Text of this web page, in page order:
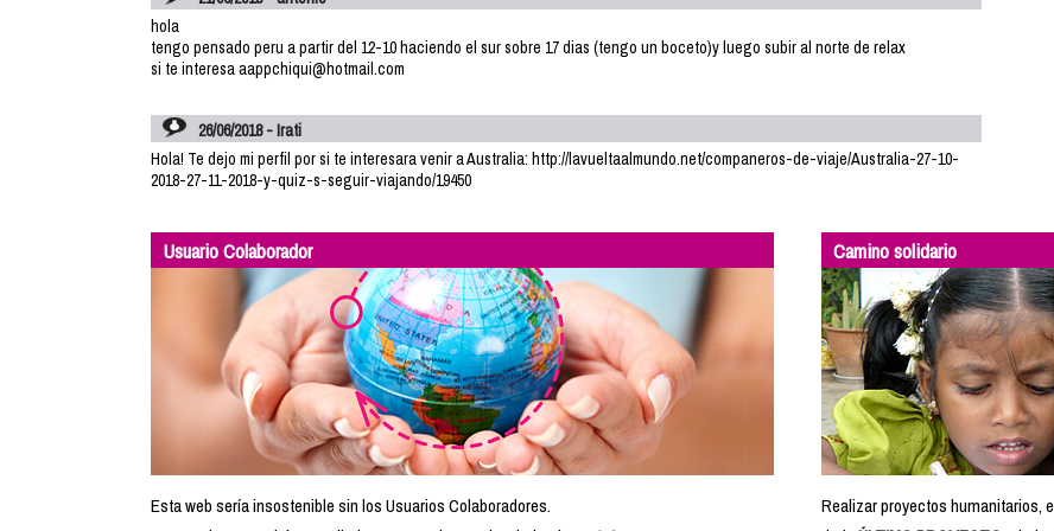
hola
tengo pensado peru a partir del 12-10 haciendo el sur sobre 17 dias (tengo un boceto)y luego subir al norte de relax
si te interesa aappchiqui@hotmail.com
26/06/2018 - Irati
Hola! Te dejo mi perfil por si te interesara venir a Australia: http://lavueltaalmundo.net/companeros-de-viaje/Australia-27-10-
2018-27-11-2018-y-quiz-s-seguir-viajando/19450
Usuario Colaborador
Esta web sería insostenible sin los Usuarios Colaboradores.
Camino solidario
Realizar proyectos humanitarios,